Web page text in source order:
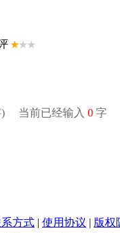
方式 | 使用协议 | 版权